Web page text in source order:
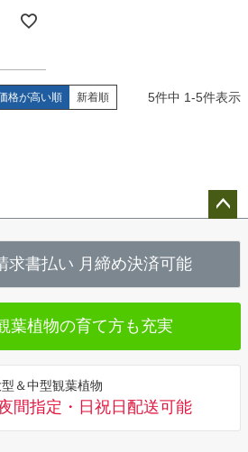
格が高い順 新着順 5件中 1-5件表示
へ
求書払い 月締め決済可能
葉植物の育て方も充実
型＆中型観葉植物
間指定・日祝日配送可能